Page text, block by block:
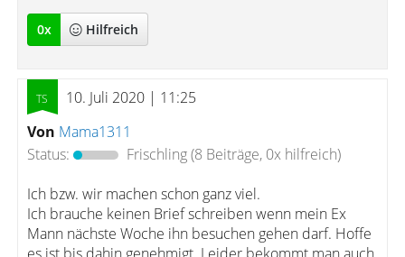
0x Hilfreich
10. Juli 2020 | 11:25
Von Mama1311
Status:
Frischling(8 Beiträge, 0x hilfreich)
Ich bzw. wir machen schon ganz viel.
Ich brauche keinen Brief schreiben wenn mein Ex
Mann nächste Woche ihn besuchen gehen darf. Hoffe